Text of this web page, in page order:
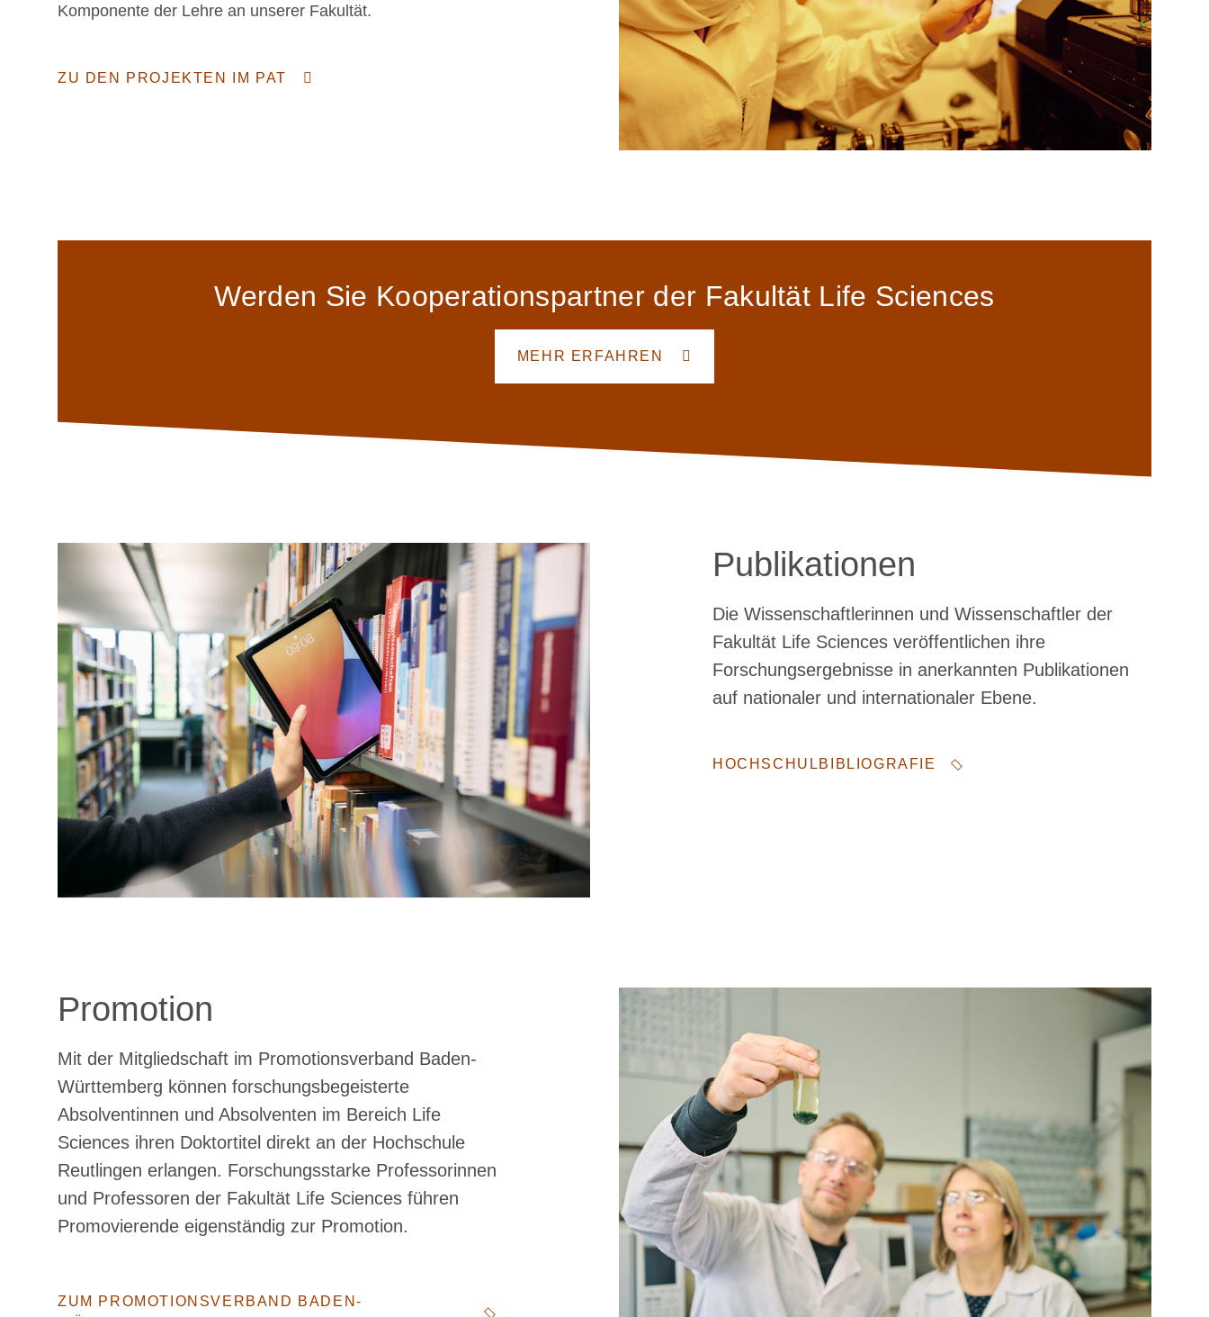
Komponente der Lehre an unserer Fakultät.
ZU DEN PROJEKTEN IM PAT
Werden Sie Kooperationspartner der Fakultät Life Sciences
MEHR ERFAHREN
Publikationen
Die Wissenschaftlerinnen und Wissenschaftler der
Fakultät Life Sciences veröffentlichen ihre
Forschungsergebnisse in anerkannten Publikationen
auf nationaler und internationaler Ebene.
HOCHSCHULBIBLIOGRAFIE
Promotion
Mit der Mitgliedschaft im Promotionsverband Baden-
Württemberg können forschungsbegeisterte
Absolventinnen und Absolventen im Bereich Life
Sciences ihren Doktortitel direkt an der Hochschule
Reutlingen erlangen. Forschungsstarke Professorinnen
und Professoren der Fakultät Life Sciences führen
Promovierende eigenständig zur Promotion.
ZUM PROMOTIONSVERBAND BADEN-